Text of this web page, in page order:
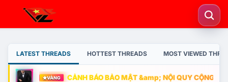
LATEST THREADS HOTTEST THREADS MOST VIEWED
VÀNG CẢNH BÁO BẢO MẬT &amp; NỘI QUY CỘNG